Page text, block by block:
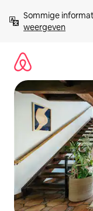
direct
naar
Sommige
weergeven